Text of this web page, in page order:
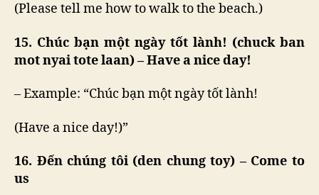
(Please tell me how to walk to the beach.)
15. Chúc bạn một ngày tốt lành! (chuck ban
mot nyai tote laan) – Have a nice day!
– Example: “Chúc bạn một ngày tốt lành!
(Have a nice day!)”
16. Đến chúng tôi (den chung toy) – Come to
us